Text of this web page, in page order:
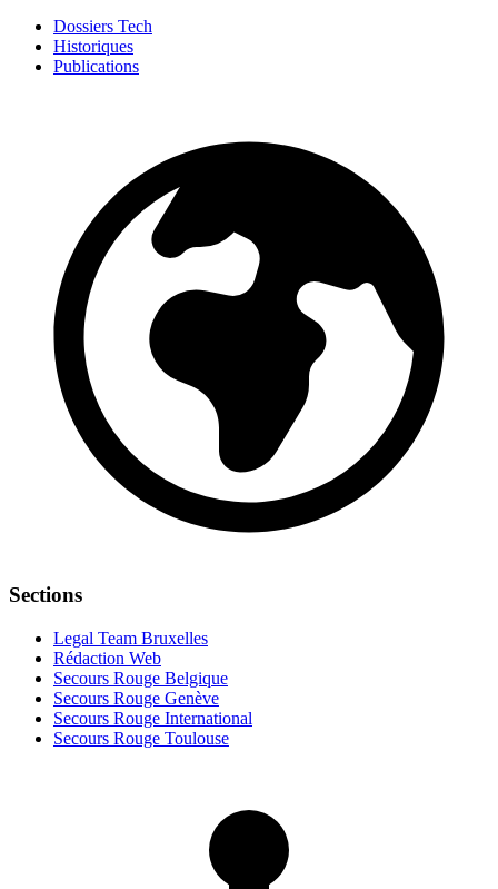
Dossiers Tech
Historiques
Publications
Sections
Legal Team Bruxelles
Rédaction Web
Secours Rouge Belgique
Secours Rouge Genève
Secours Rouge International
Secours Rouge Toulouse